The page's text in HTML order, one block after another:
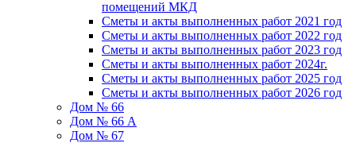
помещений МКД
Сметы и акты выполненных работ 2021 год
Сметы и акты выполненных работ 2022 год
Сметы и акты выполненных работ 2023 год
Сметы и акты выполненных работ 2024г.
Сметы и акты выполненных работ 2025 год
Сметы и акты выполненных работ 2026 год
Дом № 66
Дом № 66 А
Дом № 67